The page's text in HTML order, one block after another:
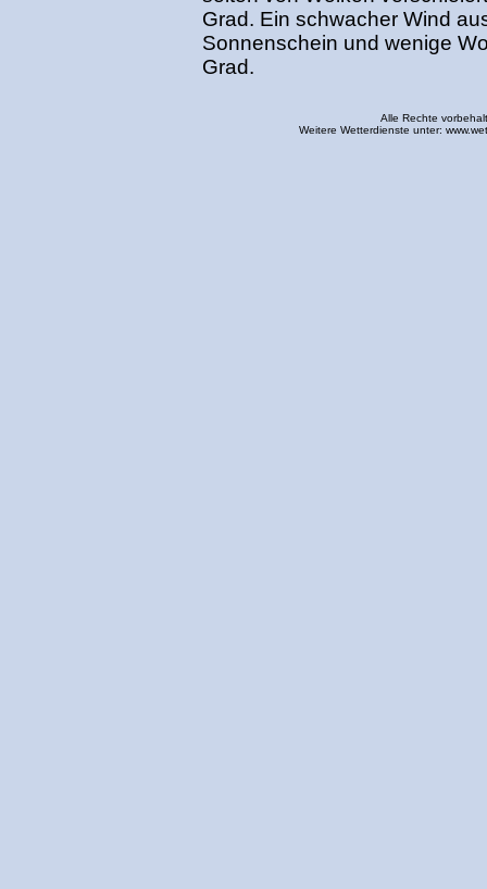
Grad. Ein schwacher Wind
Sonnenschein und wenige
Grad.
Alle Rechte
Weitere Wetterdienste unter: